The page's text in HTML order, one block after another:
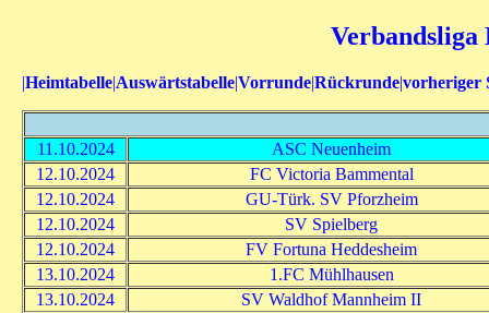
Verbandsliga
|Heimtabelle|Auswärtstabelle|Vorrunde|Rückrunde|vorheriger
11.10.2024
ASC Neuenheim
12.10.2024
FC Victoria Bammental
12.10.2024
GU-Türk. SV Pforzheim
12.10.2024
SV Spielberg
12.10.2024
FV Fortuna Heddesheim
13.10.2024
1.FC Mühlhausen
13.10.2024
SV Waldhof Mannheim II